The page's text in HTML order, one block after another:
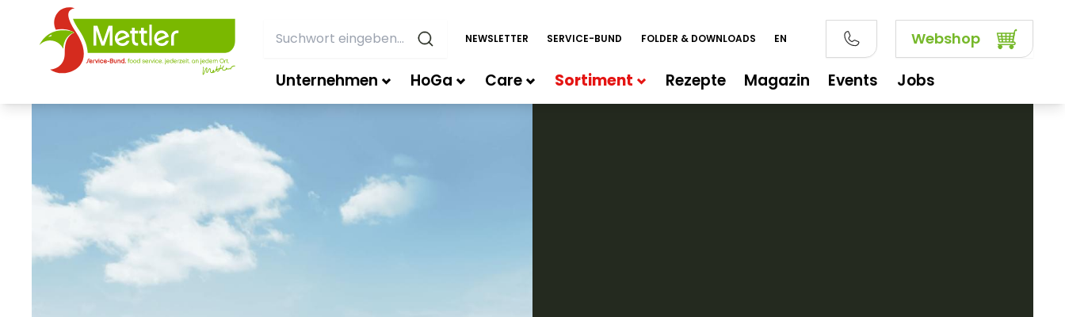
NEWSLETTER SERVICE-BUND FOLDER & DOWNLOADS EN Webshop
Unternehmen HoGa Care Sortiment Rezepte Magazin Events Jobs